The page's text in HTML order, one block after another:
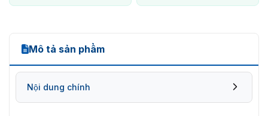
Mô tả sản phẩm
Nội dung chính